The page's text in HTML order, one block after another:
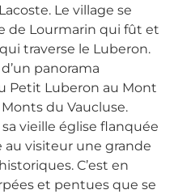
Le village se
de Lourmarin qui fût et
traverse le Luberon.
panorama
Petit Luberon au Mont
du Vaucluse.
vieille église flanquée
au visiteur une grande
C’est en
et pentues que se